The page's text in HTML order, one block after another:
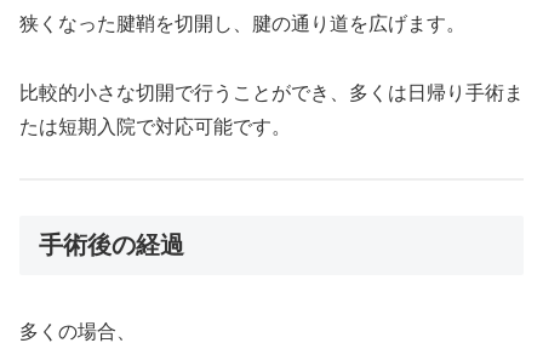
狭くなった腱鞘を切開し、腱の通り道を広げます。
比較的小さな切開で行うことができ、多くは日帰り手術ま
たは短期入院で対応可能です。
手術後の経過
多くの場合、